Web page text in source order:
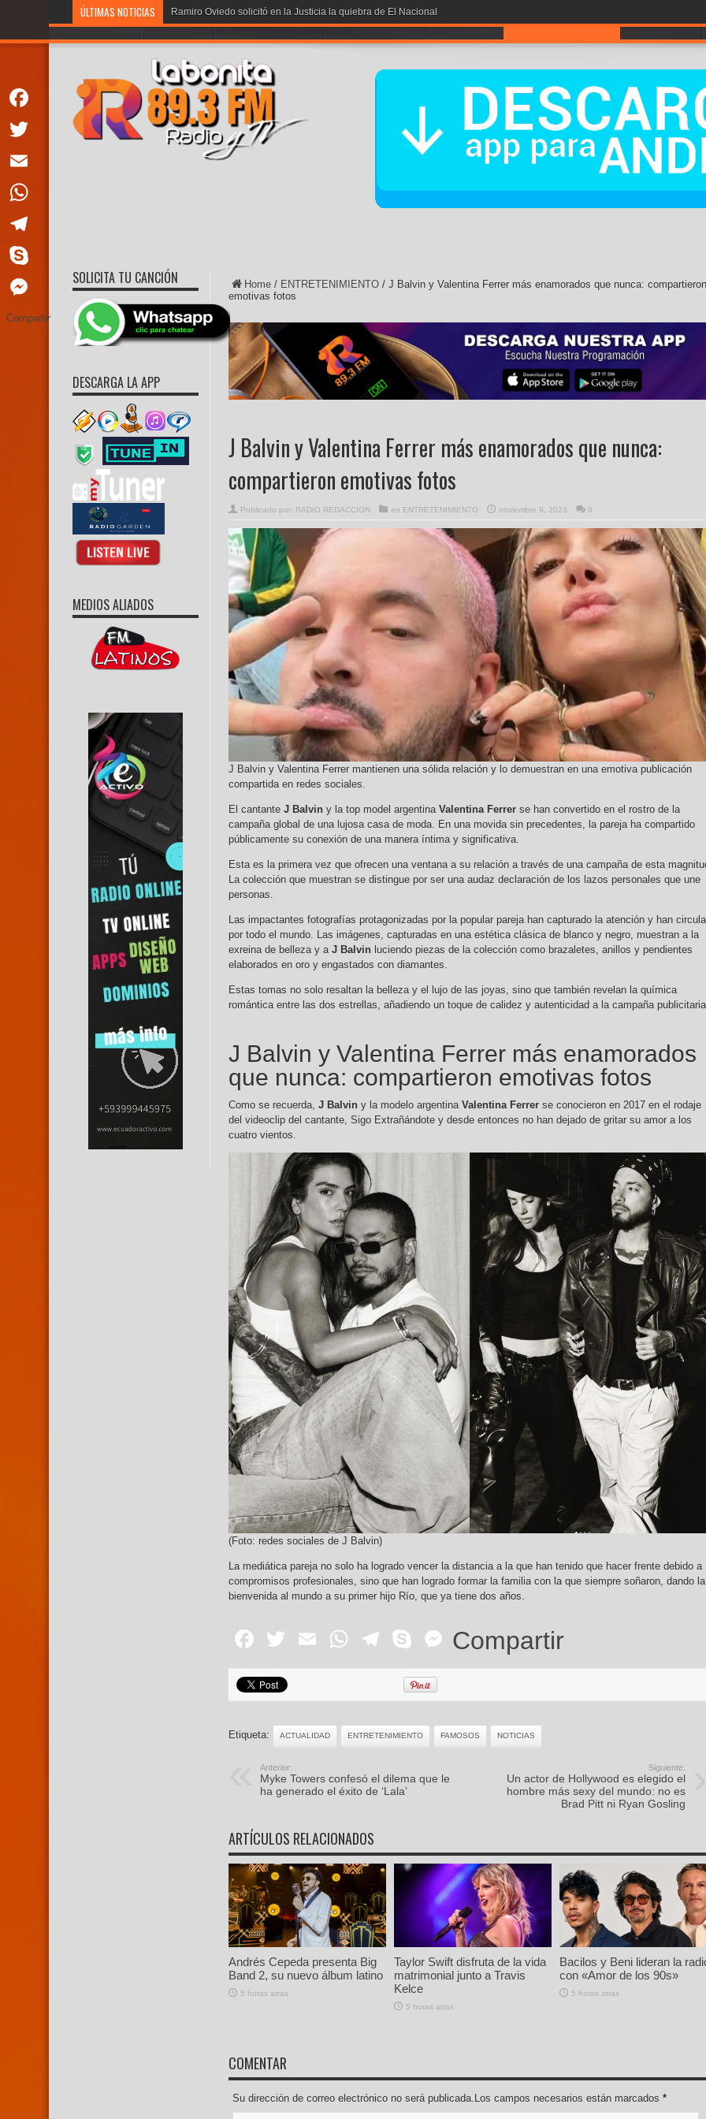
ÚLTIMAS NOTICIAS Ramiro Oviedo solicitó en la Justicia la quiebra de El Nacional
PORTADA LA BONITA PROGRAMACION VOTA POR LA # 1 NOTICIAS ENTRETENIMIENTO CONTÁCTOS
Home / ENTRETENIMIENTO / J Balvin y Valentina Ferrer más enamorados que nunca: compartieron
emotivas fotos
J Balvin y Valentina Ferrer más enamorados que nunca:
compartieron emotivas fotos
Publicado por: RADIO REDACCION en ENTRETENIMIENTO noviembre 9, 2023 0
J Balvin y Valentina Ferrer mantienen una sólida relación y lo demuestran en una emotiva publicación
compartida en redes sociales.
El cantante J Balvin y la top model argentina Valentina Ferrer se han convertido en el rostro de la
campaña global de una lujosa casa de moda. En una movida sin precedentes, la pareja ha compartido
públicamente su conexión de una manera íntima y significativa.
Esta es la primera vez que ofrecen una ventana a su relación a través de una campaña de esta
La colección que muestran se distingue por ser una audaz declaración de los lazos personales que une
personas.
Las impactantes fotografías protagonizadas por la popular pareja han capturado la atención y han
por todo el mundo. Las imágenes, capturadas en una estética clásica de blanco y negro, muestran a la
exreina de belleza y a J Balvin luciendo piezas de la colección como brazaletes, anillos y pendientes
elaborados en oro y engastados con diamantes.
Estas tomas no solo resaltan la belleza y el lujo de las joyas, sino que también revelan la química
romántica entre las dos estrellas, añadiendo un toque de calidez y autenticidad a la campaña
J Balvin y Valentina Ferrer más enamorados
que nunca: compartieron emotivas fotos
Como se recuerda, J Balvin y la modelo argentina Valentina Ferrer se conocieron en 2017 en el rodaje
del videoclip del cantante, Sigo Extrañándote y desde entonces no han dejado de gritar su amor a los
cuatro vientos.
(Foto: redes sociales de J Balvin)
La mediática pareja no solo ha logrado vencer la distancia a la que han tenido que hacer frente debido a
compromisos profesionales, sino que han logrado formar la familia con la que siempre soñaron, dando la
bienvenida al mundo a su primer hijo Río, que ya tiene dos años.
Facebook
Twitter
EmailWhatsApp
Telegram
SkypeMessenger
Compartir
Etiqueta: ACTUALIDAD ENTRETENIMIENTO FAMOSOS NOTICIAS
Anterior:
Myke Towers confesó el dilema que le
ha generado el éxito de ‘Lala’
Siguiente:
Un actor de Hollywood es elegido el
hombre más sexy del mundo: no es
Brad Pitt ni Ryan Gosling
ARTÍCULOS RELACIONADOS
Andrés Cepeda presenta Big
Band 2, su nuevo álbum latino
5 horas atras
Taylor Swift disfruta de la vida
matrimonial junto a Travis
Kelce
5 horas atras
Bacilos y Beni lideran la
con «Amor de los 90s»
5 horas atras
COMENTAR
Su dirección de correo electrónico no será publicada.Los campos necesarios están marcados *
SOLICITA TU CANCIÓN
DESCARGA LA APP
MEDIOS ALIADOS
Facebook
Twitter
Email
WhatsApp
Telegram
Skype
Messenger
Compartir